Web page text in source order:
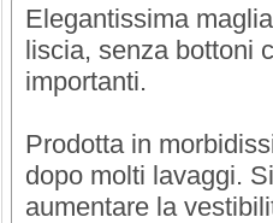
Elegantissima
liscia, senza bottoni
importanti.
Prodotta in
dopo molti lavaggi.
aumentare la